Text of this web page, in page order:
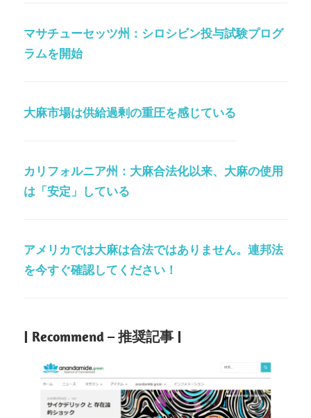
マサチューセッツ州：シロシビン投与試験プログ
ラムを開始
大麻市場は供給過剰の重圧を感じている
カリフォルニア州：大麻合法化以来、大麻の使用
は「安定」している
アメリカでは大麻は合法ではありません。連邦法
を今すぐ確認してください！
| Recommend – 推奨記事 |